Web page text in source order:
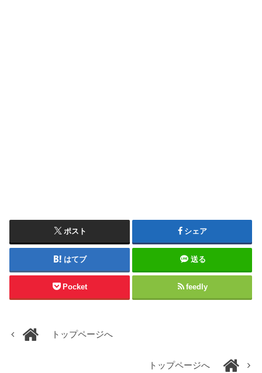
ポスト シェア
はてブ 送る
Pocket feedly
トップページへ
トップページへ